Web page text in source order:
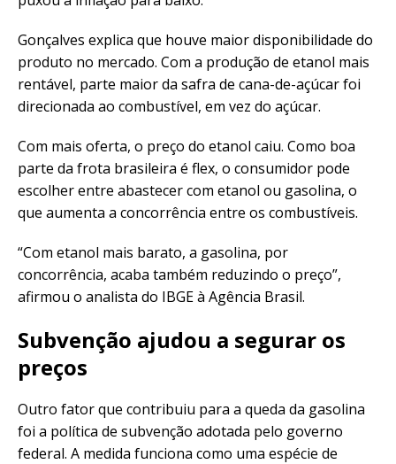
Gonçalves explica que houve maior disponibilidade do
produto no mercado. Com a produção de etanol mais
rentável, parte maior da safra de cana-de-açúcar foi
direcionada ao combustível, em vez do açúcar.
Com mais oferta, o preço do etanol caiu. Como boa
parte da frota brasileira é flex, o consumidor pode
escolher entre abastecer com etanol ou gasolina, o
que aumenta a concorrência entre os combustíveis.
“Com etanol mais barato, a gasolina, por
concorrência, acaba também reduzindo o preço”,
afirmou o analista do IBGE à Agência Brasil.
Subvenção ajudou a segurar os
preços
Outro fator que contribuiu para a queda da gasolina
foi a política de subvenção adotada pelo governo
federal. A medida funciona como uma espécie de